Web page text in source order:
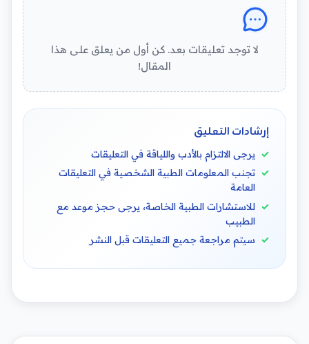
لا توجد تعليقات بعد. كن أول من يعلق على هذا
المقال!
إرشادات التعليق
يرجى الالتزام بالأدب واللياقة في التعليقات
تجنب المعلومات الطبية الشخصية في التعليقات
العامة
للاستشارات الطبية الخاصة، يرجى حجز موعد مع
الطبيب
سيتم مراجعة جميع التعليقات قبل النشر